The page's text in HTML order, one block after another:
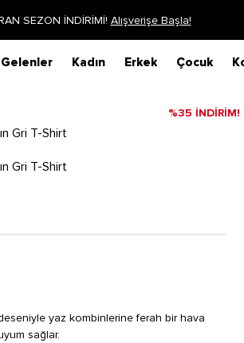
1-3 iş günü içerisinde kargoya verilecektir.
Kadın Erkek Çocuk
%35 İNDİRİM!
yaz kombinlerine ferah bir hava
sağlar.